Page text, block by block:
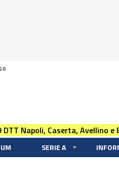
Napoli, Caserta, Avellino e
SERIE A